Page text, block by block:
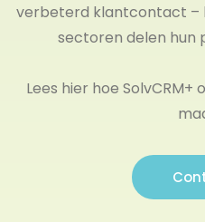
verbeterd klantcontact –
sectoren delen hun
Lees hier hoe